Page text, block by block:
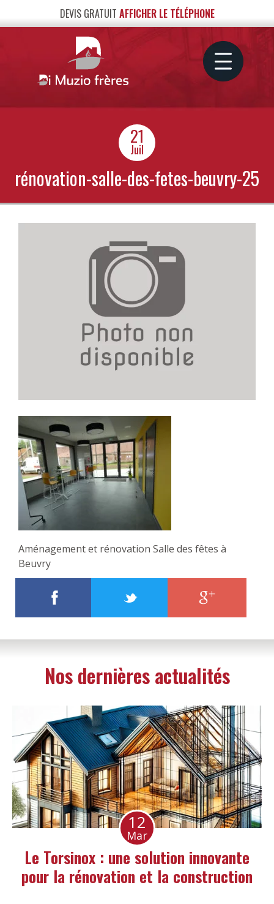
DEVIS GRATUIT AFFICHER LE TÉLÉPHONE
21
Juil
rénovation-salle-des-fetes-beuvry-25
Aménagement et rénovation Salle des fêtes à
Beuvry
Nos dernières actualités
12
Mar
Le Torsinox : une solution innovante
pour la rénovation et la construction